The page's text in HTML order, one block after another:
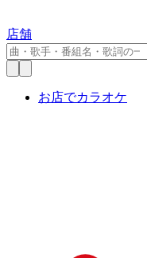
店舗
お店でカラオケ